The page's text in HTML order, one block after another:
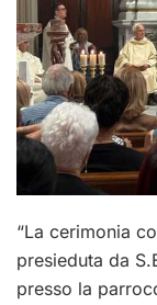
“La cerimonia
presieduta da
presso la